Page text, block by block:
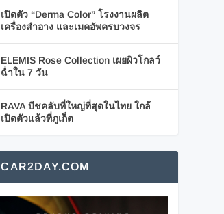
เปิดตัว “Derma Color” โรงงานผลิต
เครื่องสำอาง และเมคอัพครบวงจร
ELEMIS Rose Collection เผยผิวโกลว์
ฉ่ำใน 7 วัน
RAVA บีชคลับที่ใหญ่ที่สุดในไทย ใกล้
เปิดตัวแล้วที่ภูเก็ต
CAR2DAY.COM